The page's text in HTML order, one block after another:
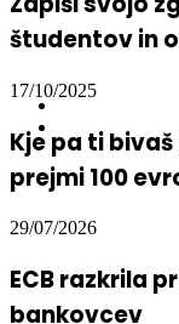
Zapiši svojo
študentov in
17/10/2025
Kje pa ti
prejmi 100
ECB razkrila